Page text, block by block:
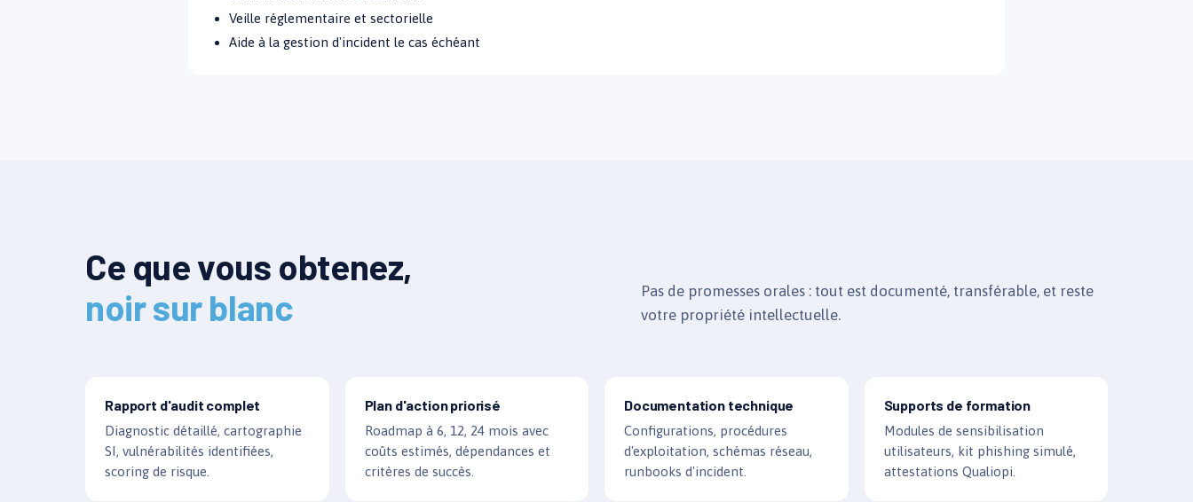
Veille réglementaire et sectorielle
Aide à la gestion d'incident le cas échéant
Ce que vous obtenez,
noir sur blanc
Pas de promesses orales : tout est documenté, transférable, et reste
votre propriété intellectuelle.
Rapport d'audit complet
Diagnostic détaillé, cartographie
SI, vulnérabilités identifiées,
scoring de risque.
Plan d'action priorisé
Roadmap à 6, 12, 24 mois avec
coûts estimés, dépendances et
critères de succès.
Documentation technique
Configurations, procédures
d'exploitation, schémas réseau,
runbooks d'incident.
Supports de formation
Modules de sensibilisation
utilisateurs, kit phishing simulé,
attestations Qualiopi.